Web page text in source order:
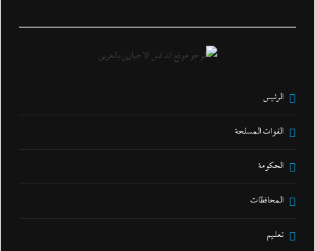
الرئيس
القوات المسلحة
الحكومة
المحافظات
تعليم